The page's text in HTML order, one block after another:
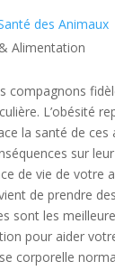
des Animaux
Alimentation
compagnons
L’obésité
la santé de ces
sur
de vie de votre
de prendre
sont les
pour aider
corporelle